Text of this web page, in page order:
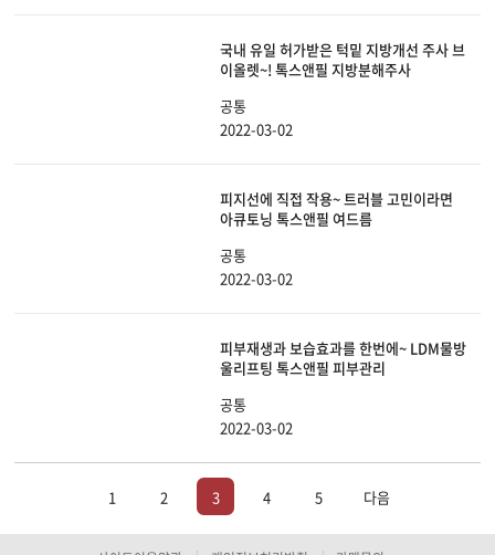
국내 유일 허가받은 턱밑 지방개선 주사 브
이올렛~! 톡스앤필 지방분해주사
공통
2022-03-02
피지선에 직접 작용~ 트러블 고민이라면
아큐토닝 톡스앤필 여드름
공통
2022-03-02
피부재생과 보습효과를 한번에~ LDM물방
울리프팅 톡스앤필 피부관리
공통
2022-03-02
1 2 3 4 5 다음